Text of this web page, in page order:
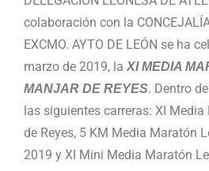
colaboración con la
EXCMO. AYTO DE LEÓN se ha
marzo de 2019, laXI MEDIA
MANJAR DE REYES. Dentro
las siguientes carreras: XI
de Reyes, 5 KM Media Maratón
2019 y XI Mini Media Maratón